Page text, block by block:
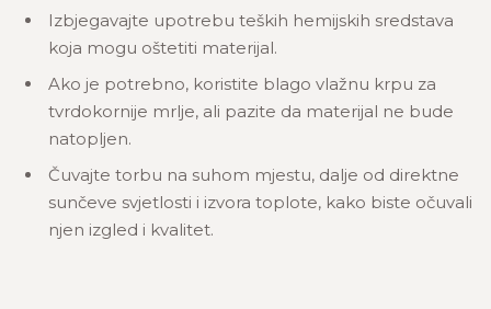
Izbjegavajte upotrebu teških hemijskih sredstava
koja mogu oštetiti materijal.
Ako je potrebno, koristite blago vlažnu krpu za
tvrdokornije mrlje, ali pazite da materijal ne bude
natopljen.
Čuvajte torbu na suhom mjestu, dalje od direktne
sunčeve svjetlosti i izvora toplote, kako biste očuvali
njen izgled i kvalitet.